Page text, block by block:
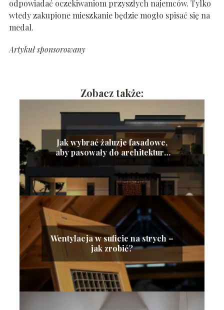
odpowiadać oczekiwaniom przyszłych najemców. Tylko
wtedy zakupione mieszkanie będzie mogło spisać się na
medal.
Artykuł sponsorowany
Zobacz także:
Jak wybrać żaluzje fasadowe,
aby pasowały do architektury
Wentylacja w suficie na strych –
jak zrobić?